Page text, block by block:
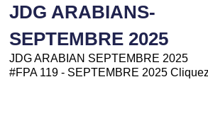
JDG ARABIANS-
SEPTEMBRE 2025
JDG ARABIAN SEPTEMBRE 2025
#FPA 119 - SEPTEMBRE 2025 Cliquez